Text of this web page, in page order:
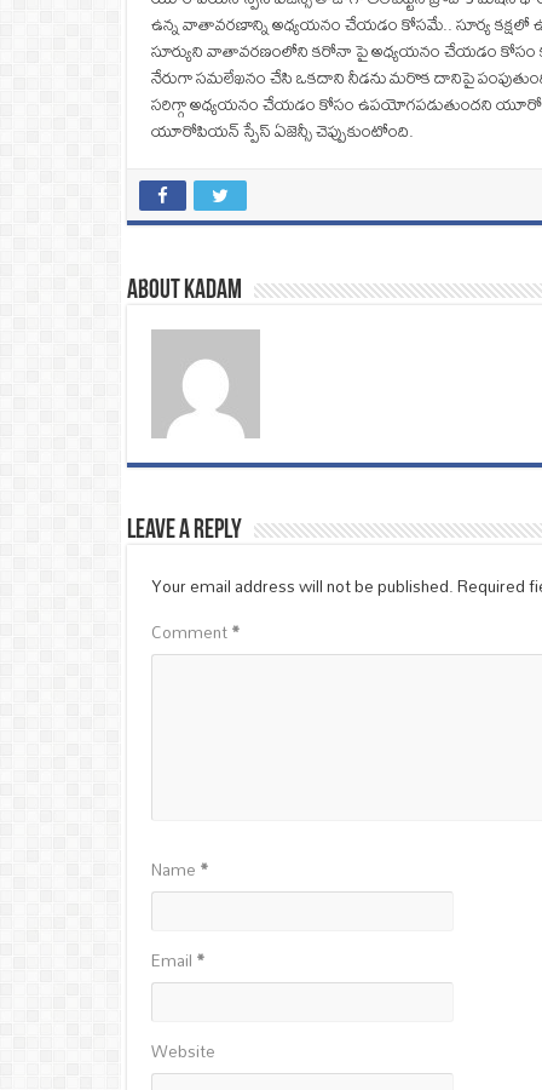
ఉన్న వాతావరణాన్ని అధ్యయనం చేయడం కోసమే.. సూర్య కక్షలో
సూర్యుని వాతావరణంలోని కరోనా పై అధ్యయనం చేయడం కోసం
నేరుగా సమలేఖనం చేసి ఒకదాని నీడను మరొక దానిపై
సరిగ్గా అధ్యయనం చేయడం కోసం ఉపయోగపడుతుందని
యూరోపియన్ స్పేస్ ఏజెన్సీ చెప్పుకుంటోంది.
About Kadam
Leave a Reply
Your email address will not be published.Required
Comment*
Name*
Email*
Website